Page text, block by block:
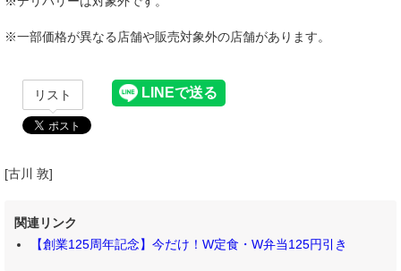
※一部価格が異なる店舗や販売対象外の店舗があります。
リスト
[古川 敦]
関連リンク
【創業125周年記念】今だけ！W定食・W弁当125円引き